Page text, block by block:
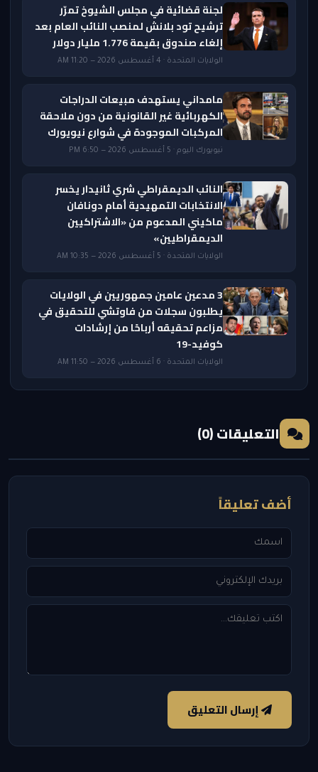
لجنة قضائية في مجلس الشيوخ تمرّر
ترشيح تود بلانش لمنصب النائب العام بعد
إلغاء صندوق بقيمة 1.776 مليار دولار
الولايات المتحدة · 4 أغسطس 2026 — 11:20 AM
مامداني يستهدف مبيعات الدراجات
الكهربائية غير القانونية من دون ملاحقة
المركبات الموجودة في شوارع نيويورك
نيويورك اليوم · 5 أغسطس 2026 — 6:50 PM
النائب الديمقراطي شري ثانيدار يخسر
الانتخابات التمهيدية أمام دونافان
ماكيني المدعوم من «الاشتراكيين
الديمقراطيين»
الولايات المتحدة · 5 أغسطس 2026 — 10:35 AM
3 مدعين عامين جمهوريين في الولايات
يطلبون سجلات من فاوتشي للتحقيق في
مزاعم تحقيقه أرباحًا من إرشادات
كوفيد-19
الولايات المتحدة · 6 أغسطس 2026 — 11:50 AM
التعليقات (0)
أضف تعليقاً
إرسال التعليق